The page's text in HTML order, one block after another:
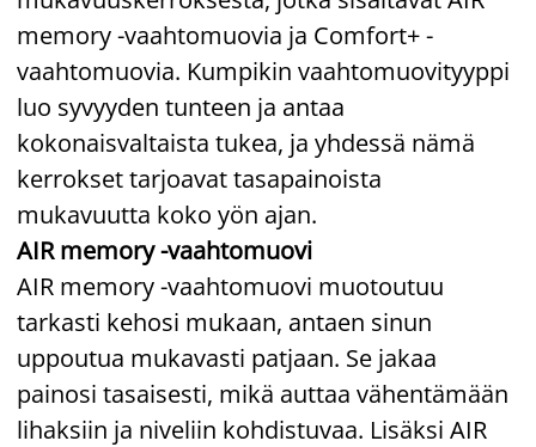
memory -vaahtomuovia ja Comfort+ -
vaahtomuovia. Kumpikin vaahtomuovityyppi
luo syvyyden tunteen ja antaa
kokonaisvaltaista tukea, ja yhdessä nämä
kerrokset tarjoavat tasapainoista
mukavuutta koko yön ajan.
AIR memory -vaahtomuovi
AIR memory -vaahtomuovi muotoutuu
tarkasti kehosi mukaan, antaen sinun
uppoutua mukavasti patjaan. Se jakaa
painosi tasaisesti, mikä auttaa vähentämään
lihaksiin ja niveliin kohdistuvaa. Lisäksi AIR